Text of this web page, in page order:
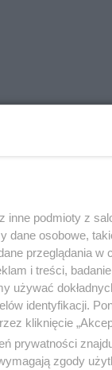
inne podmioty z
dane osobowe,
przeglądania
i treści,
używać
identyfikacji.
kliknięcie
prywatności
zgody